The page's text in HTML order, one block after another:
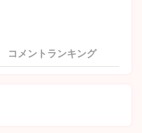
コメントランキング